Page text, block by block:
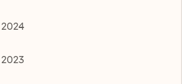
2024
2023